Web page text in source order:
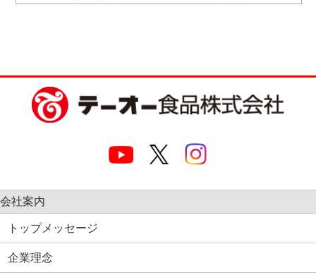
会社案内
トップメッセージ
企業理念